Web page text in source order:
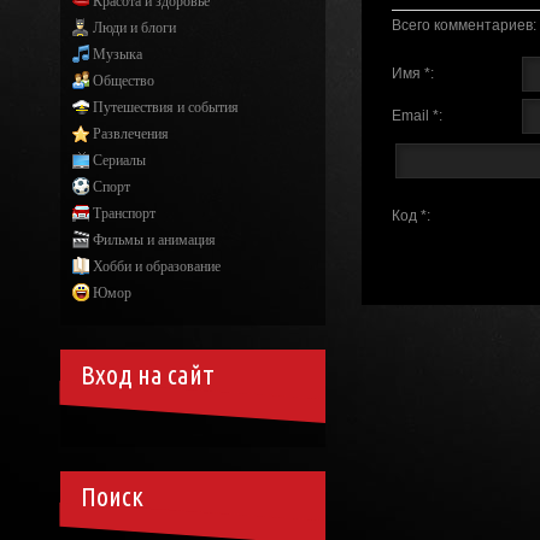
Всего комментариев:
Имя *:
Email *:
Код *:
Люди и блоги
Музыка
Общество
Путешествия и события
Развлечения
Сериалы
Спорт
Транспорт
Фильмы и анимация
Хобби и образование
Юмор
Вход на сайт
Поиск